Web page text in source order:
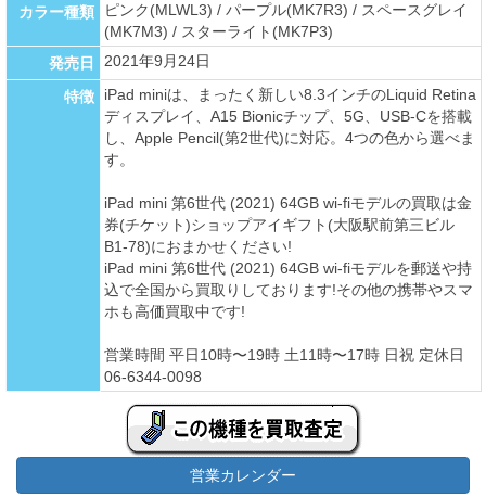
カラー種類
ピンク(MLWL3) / パープル(MK7R3) / スペースグレイ
(MK7M3) / スターライト(MK7P3)
発売日
2021年9月24日
特徴
iPad miniは、まったく新しい8.3インチのLiquid Retina
ディスプレイ、A15 Bionicチップ、5G、USB-Cを搭載
し、Apple Pencil(第2世代)に対応。4つの色から選べま
す。
iPad mini 第6世代 (2021) 64GB wi-fiモデルの買取は金
券(チケット)ショップアイギフト(大阪駅前第三ビル
B1-78)におまかせください!
iPad mini 第6世代 (2021) 64GB wi-fiモデルを郵送や持
込で全国から買取りしております!その他の携帯やスマ
ホも高価買取中です!
営業時間 平日10時〜19時 土11時〜17時 日祝 定休日
06-6344-0098
営業カレンダー